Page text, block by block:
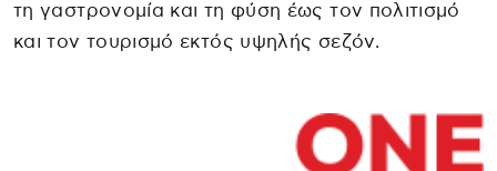
τη γαστρονομία και τη φύση έως τον πολιτισμό
και τον τουρισμό εκτός υψηλής σεζόν.